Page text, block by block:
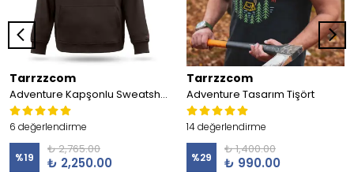
Tarrzzcom
Adventure Kapşonlu Sweatshirt
6 değerlendirme
%19
₺ 2,765.00
₺ 2,250.00
Tarrzzcom
Adventure Tasarım Tişört
14 değerlendirme
%29
₺ 1,400.00
₺ 990.00